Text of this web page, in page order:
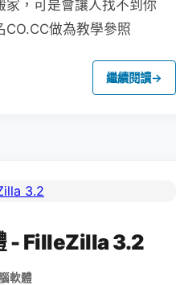
，可是會讓人找不到你
做為教學參照
繼續閱讀→
- FilleZilla 3.2
軟體